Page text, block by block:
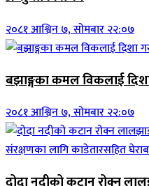
२०८१ आश्विन ७, सोमबार २२:०७
बझाङ्गका कमल विकलाई
२०८१ आश्विन ७, सोमबार २२:०७